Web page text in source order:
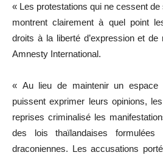
« Les protestations qui ne cessent de
montrent clairement à quel point
droits à la liberté d’expression et de
Amnesty International.
« Au lieu de maintenir un
puissent exprimer leurs opinions,
reprises criminalisé les
des lois thaïlandaises
draconiennes. Les accusations